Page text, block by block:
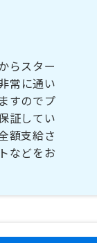
らスター
常に通い
すのでプ
証してい
額支給さ
などをお